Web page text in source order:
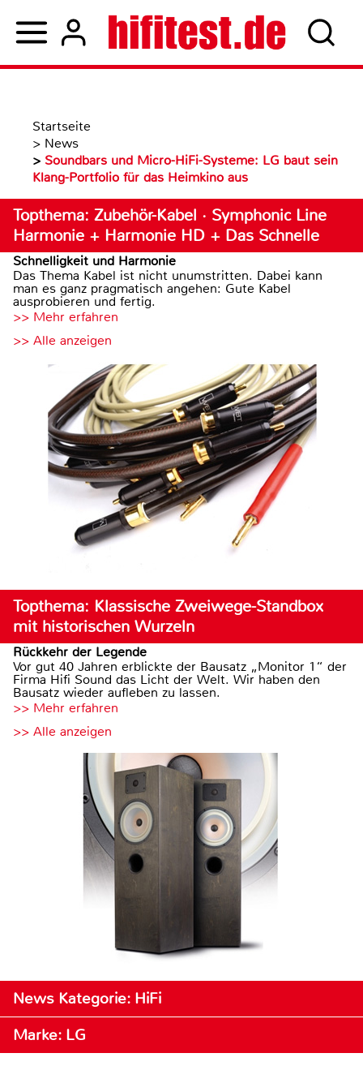
Startseite
> News
> Soundbars und Micro-HiFi-Systeme: LG baut sein
Klang-Portfolio für das Heimkino aus
Topthema: Zubehör-Kabel · Symphonic Line
Harmonie + Harmonie HD + Das Schnelle
Schnelligkeit und Harmonie
Das Thema Kabel ist nicht unumstritten. Dabei kann
man es ganz pragmatisch angehen: Gute Kabel
ausprobieren und fertig.
>> Mehr erfahren
>> Alle anzeigen
Topthema: Klassische Zweiwege-Standbox
mit historischen Wurzeln
Rückkehr der Legende
Vor gut 40 Jahren erblickte der Bausatz „Monitor 1“ der
Firma Hifi Sound das Licht der Welt. Wir haben den
Bausatz wieder aufleben zu lassen.
>> Mehr erfahren
>> Alle anzeigen
News Kategorie: HiFi
Marke: LG